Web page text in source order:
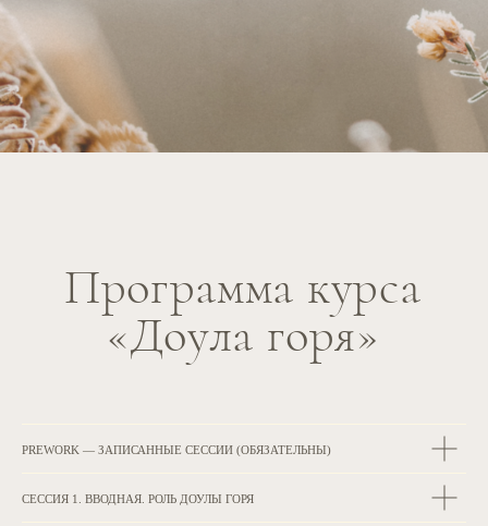
PREWORK — ЗАПИСАННЫЕ СЕССИИ (ОБЯЗАТЕЛЬНЫ)
СЕССИЯ 1. ВВОДНАЯ. РОЛЬ ДОУЛЫ ГОРЯ